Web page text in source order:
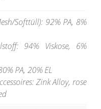
Softtüll): 92% PA, 8%
94% Viskose, 6%
PA, 20% EL
Zink Alloy, rose